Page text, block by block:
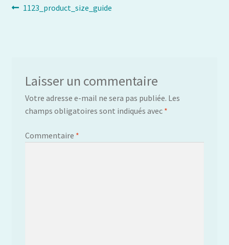
Navigation
Article
1123_product_size_guide
Laisser un commentaire
Votre adresse e-mail ne sera pas publiée. Les
champs obligatoires sont indiqués avec *
Commentaire *